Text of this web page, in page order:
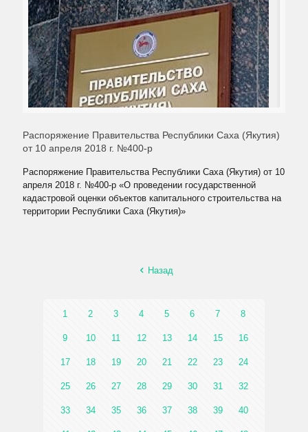
Распоряжение Правительства Республики Саха (Якутия)
от 10 апреля 2018 г. №400-р
Распоряжение Правительства Республики Саха (Якутия) от 10
апреля 2018 г. №400-р «О проведении государственной
кадастровой оценки объектов капитального строительства на
территории Республики Саха (Якутия)»
Назад
1 2 3 4 5 6 7 8
9 10 11 12 13 14 15 16
17 18 19 20 21 22 23 24
25 26 27 28 29 30 31 32
33 34 35 36 37 38 39 40